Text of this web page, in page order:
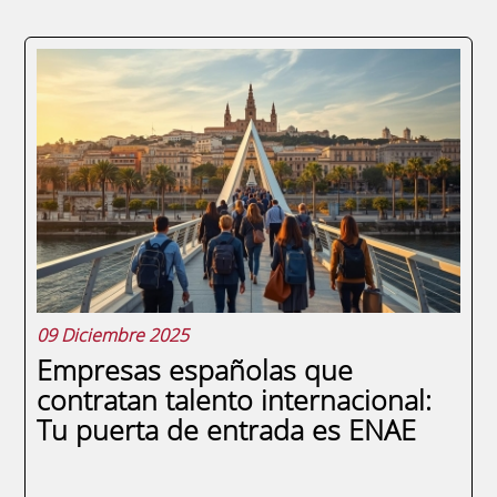
La red de contactos ENAE Alumni,
vinculada a la ENAE Business School, se
presenta como una herramienta
fundamental para los graduados que
buscan impulsar sus carreras tras
completar un máster. Este entorno no solo
facilita la creación de relaciones...
09 Diciembre 2025
Empresas españolas que
contratan talento internacional:
Tu puerta de entrada es ENAE